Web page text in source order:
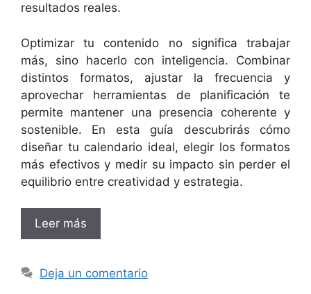
resultados reales.
Optimizar tu contenido no significa trabajar
más, sino hacerlo con inteligencia. Combinar
distintos formatos, ajustar la frecuencia y
aprovechar herramientas de planificación te
permite mantener una presencia coherente y
sostenible. En esta guía descubrirás cómo
diseñar tu calendario ideal, elegir los formatos
más efectivos y medir su impacto sin perder el
equilibrio entre creatividad y estrategia.
Leer más
Deja un comentario